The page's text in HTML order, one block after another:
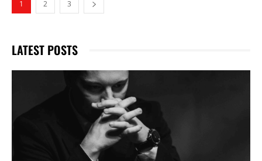
1 2 3
LATEST POSTS